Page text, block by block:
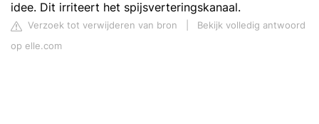
idee. Dit irriteert het spijsverteringskanaal.
Verzoek tot verwijderen van bron
Bekijk volledig antwoord
op elle.com